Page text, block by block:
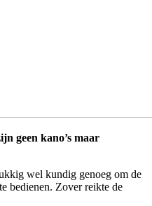
geen kano’s maar
wel kundig genoeg om de
bedienen. Zover reikte de